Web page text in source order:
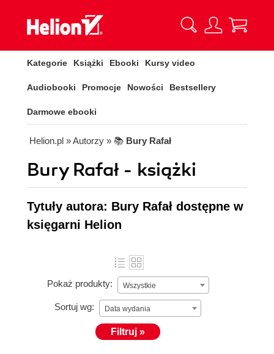
Kategorie Książki Ebooki Kursy video
Audiobooki Promocje Nowości Bestsellery
Darmowe ebooki
Helion.pl » Autorzy » 📚 Bury Rafał
Bury Rafał - książki
Tytuły autora: Bury Rafał dostępne w
księgarni Helion
Pokaż produkty: Wszystkie
Sortuj wg: Data wydania
Filtruj »